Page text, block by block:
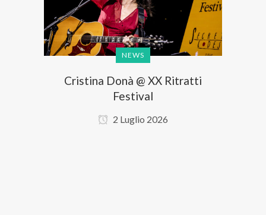
NEWS
Cristina Donà @ XX Ritratti
Festival
2 Luglio 2026